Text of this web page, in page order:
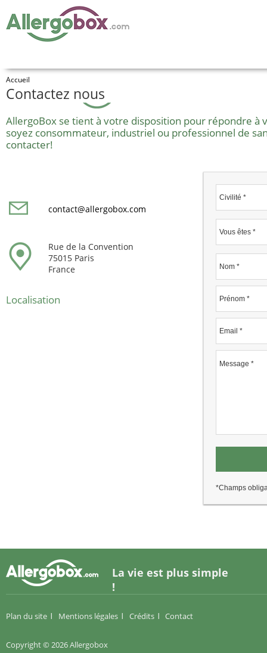
Accueil
Contactez nous
AllergoBox se tient à votre disposition pour répondre à
soyez consommateur, industriel ou professionnel de
contacter!
Civilité *
Vous êtes *
*Champs
contact@allergobox.com
Rue de la Convention
75015 Paris
France
Localisation
La vie est plus simple
!
Plan du site Mentions légales Crédits Contact
Copyright © 2026 Allergobox